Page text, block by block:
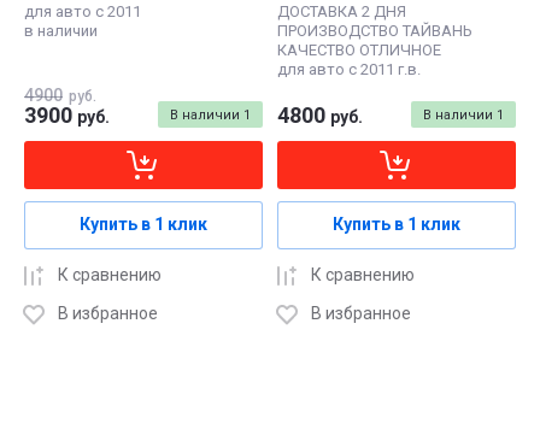
для авто с 2011
в наличии
В наличии 1
4900 руб.
3900 руб.
Купить в 1 клик
К сравнению
В избранное
ДОСТАВКА 2 ДНЯ
ПРОИЗВОДСТВО ТАЙВАНЬ
КАЧЕСТВО ОТЛИЧНОЕ
для авто с 2011 г.в.
В наличии 1
4800 руб.
Купить в 1 клик
К сравнению
В избранное